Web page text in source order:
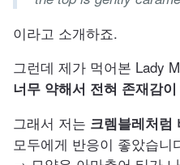
이라고 소개하죠.
그런데 제가 먹어본 Lady
너무 약해서 전혀 존재감
그래서 저는 크렘블레처럼
모두에게 반응이 좋았습니